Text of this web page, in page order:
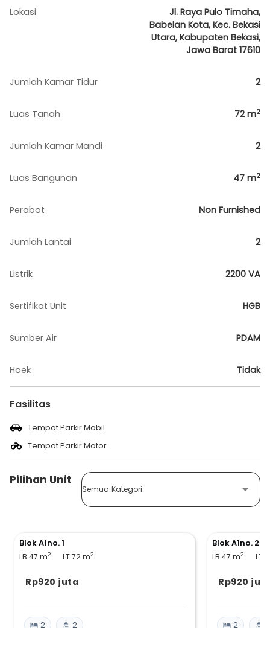
Lokasi
Jl. Raya Pulo Timaha,
Babelan Kota, Kec. Bekasi
Utara, Kabupaten Bekasi,
Jawa Barat 17610
Jumlah Kamar Tidur 2
Luas Tanah 72m2
Jumlah Kamar Mandi 2
Luas Bangunan 47 m2
Perabot Non Furnished
Jumlah Lantai 2
Listrik 2200 VA
Sertifikat Unit HGB
Sumber Air PDAM
Hoek Tidak
Fasilitas
Tempat Parkir Mobil
Tempat Parkir Motor
Pilihan Unit
Semua Kategori
Blok A1no. 1
LB 47 m2 LT 72m2
Rp920 juta
2 2
Blok A1no. 2
LB 47 m2 LT
Rp920
2